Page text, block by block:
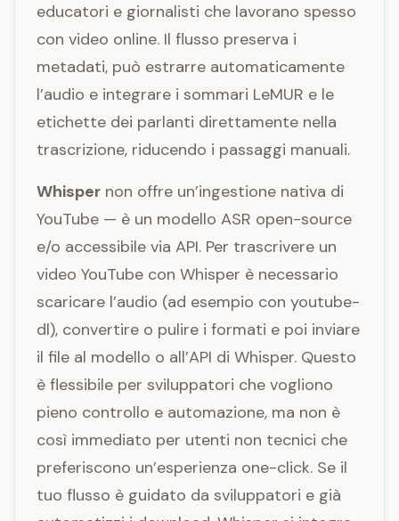
educatori e giornalisti che lavorano spesso
con video online. Il flusso preserva i
metadati, può estrarre automaticamente
l’audio e integrare i sommari LeMUR e le
etichette dei parlanti direttamente nella
trascrizione, riducendo i passaggi manuali.
Whisper non offre un’ingestione nativa di
YouTube — è un modello ASR open-source
e/o accessibile via API. Per trascrivere un
video YouTube con Whisper è necessario
scaricare l’audio (ad esempio con youtube-
dl), convertire o pulire i formati e poi inviare
il file al modello o all’API di Whisper. Questo
è flessibile per sviluppatori che vogliono
pieno controllo e automazione, ma non è
così immediato per utenti non tecnici che
preferiscono un’esperienza one-click. Se il
tuo flusso è guidato da sviluppatori e già